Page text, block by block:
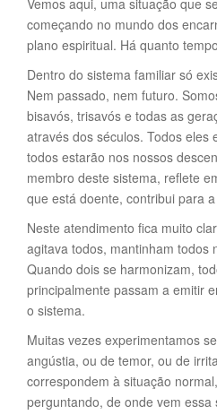
Vemos aqui, uma situação que
começando no mundo dos
plano espiritual. Há quanto
Dentro do sistema familiar só
Nem passado, nem futuro.
bisavós, trisavós e todas as
através dos séculos. Todos eles
todos estarão nos nossos
membro deste sistema, reflete
que está doente, contribui para
Neste atendimento fica muito
agitava todos, mantinham todos
Quando dois se harmonizam,
principalmente passam a emitir
o sistema.
Muitas vezes experimentamos
angústia, ou de temor, ou de
correspondem à situação
perguntando, de onde vem essa